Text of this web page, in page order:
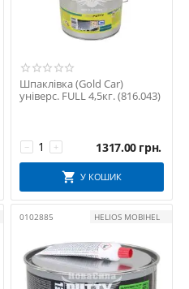
Шпаклівка (Gold Car)
універс. FULL 4,5кг. (816.043)
+
− 1317.00 грн.
У КОШИК
0102885 HELIOS MOBIHEL